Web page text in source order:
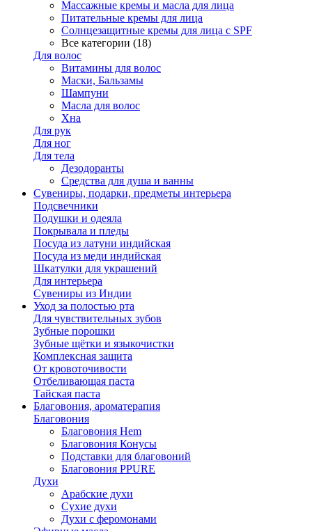
Массажные кремы и масла для лица
Питательные кремы для лица
Солнцезащитные кремы для лица с SPF
Все категории (18)
Для волос
Витамины для волос
Маски, Бальзамы
Шампуни
Масла для волос
Хна
Для рук
Для ног
Для тела
Дезодоранты
Средства для душа и ванны
Сувениры, подарки, предметы интерьера
Подсвечники
Подушки и одеяла
Покрывала и пледы
Посуда из латуни индийская
Посуда из меди индийская
Шкатулки для украшений
Для интерьера
Сувениры из Индии
Уход за полостью рта
Для чувствительных зубов
Зубные порошки
Зубные щётки и языкочистки
Комплексная защита
От кровоточивости
Отбеливающая паста
Тайская паста
Благовония, ароматерапия
Благовония
Благовония Hem
Благовония Конусы
Подставки для благовоний
Благовония PPURE
Духи
Арабские духи
Сухие духи
Духи с феромонами